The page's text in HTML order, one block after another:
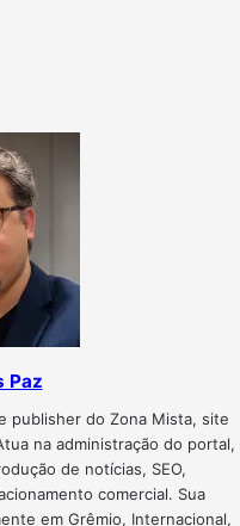
Paz
publisher do Zona Mista, site
na administração do portal,
de notícias, SEO,
comercial. Sua
em Grêmio, Internacional,